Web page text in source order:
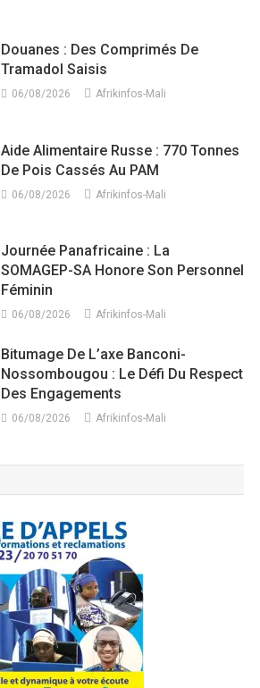
Douanes : Des Comprimés De
Tramadol Saisis
06/08/2026 Afrikinfos-Mali
Aide Alimentaire Russe : 770 Tonnes
De Pois Cassés Au PAM
06/08/2026 Afrikinfos-Mali
Journée Panafricaine : La
SOMAGEP-SA Honore Son Personnel
Féminin
06/08/2026 Afrikinfos-Mali
Bitumage De L’axe Banconi-
Nossombougou : Le Défi Du Respect
Des Engagements
06/08/2026 Afrikinfos-Mali